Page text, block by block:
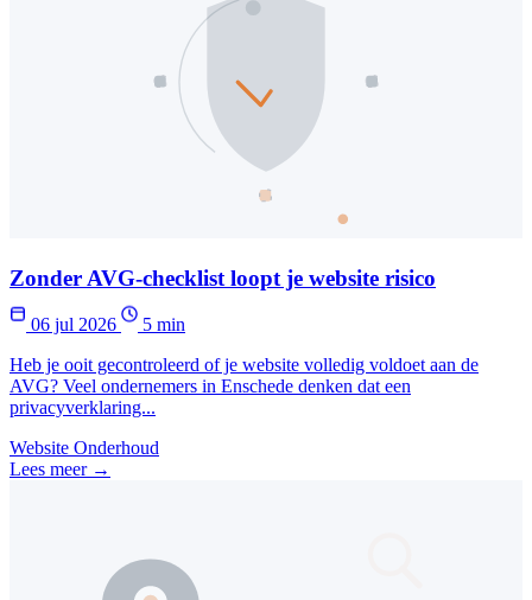
Zonder AVG-checklist loopt je website risico
06 jul 2026
5 min
Heb je ooit gecontroleerd of je website volledig voldoet aan de
AVG? Veel ondernemers in Enschede denken dat een
privacyverklaring...
Website Onderhoud
Lees meer →